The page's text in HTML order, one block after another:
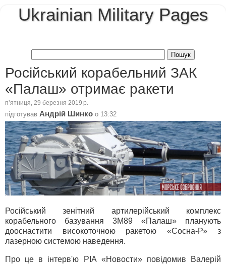
Ukrainian Military Pages
Російський корабельний ЗАК
«Палаш» отримає ракети
пʼятниця, 29 березня 2019 р.
підготував Андрій Шинко о 13:32
Російський зенітний артилерійський комплекс
корабельного базування 3М89 «Палаш» планують
дооснастити високоточною ракетою «Сосна-Р» з
лазерною системою наведення.
Про це в інтерв'ю РІА «Новости» повідомив Валерій